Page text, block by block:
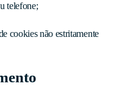
telefone;
cookies não estritamente